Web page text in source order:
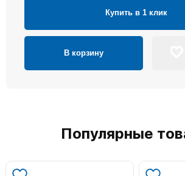
Купить в 1 клик
В корзину
Популярные